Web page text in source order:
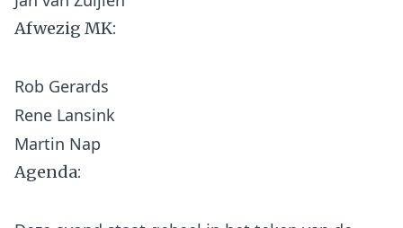
Afwezig MK:
Rob Gerards
Rene Lansink
Agenda: